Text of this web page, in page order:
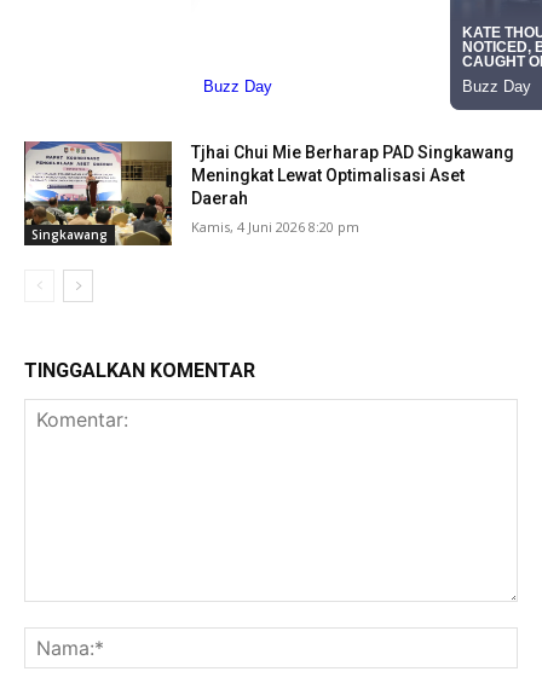
Singkawang
Tjhai Chui Mie Berharap PAD Singkawang
Meningkat Lewat Optimalisasi Aset
Daerah
Kamis, 4 Juni 2026 8:20 pm
TINGGALKAN KOMENTAR